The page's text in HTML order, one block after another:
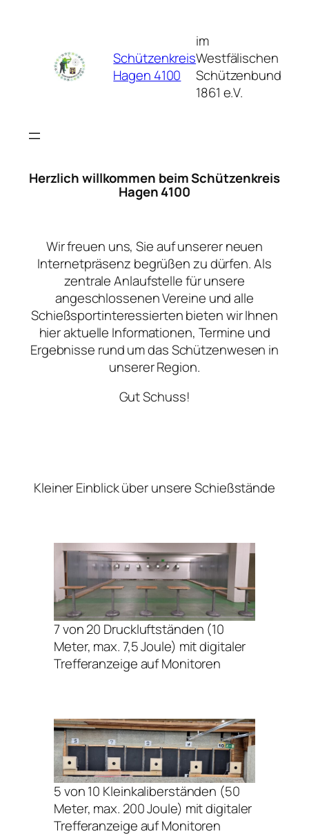
Schützenkreis
Hagen 4100
im
Westfälischen
Schützenbund
1861 e.V.
Herzlich willkommen beim Schützenkreis
Hagen 4100
Wir freuen uns, Sie auf unserer neuen
Internetpräsenz begrüßen zu dürfen. Als
zentrale Anlaufstelle für unsere
angeschlossenen Vereine und alle
Schießsportinteressierten bieten wir Ihnen
hier aktuelle Informationen, Termine und
Ergebnisse rund um das Schützenwesen in
unserer Region.
Gut Schuss!
Kleiner Einblick über unsere Schießstände
7 von 20 Druckluftständen (10
Meter, max. 7,5 Joule) mit digitaler
Trefferanzeige auf Monitoren
5 von 10 Kleinkaliberständen (50
Meter, max. 200 Joule) mit digitaler
Trefferanzeige auf Monitoren